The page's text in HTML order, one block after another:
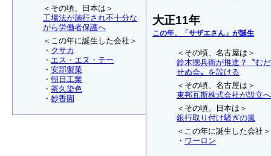
＜その頃、日本は＞
工場法が施行され不十分な
がら労働者保護へ
＜この年に誕生した会社＞
・ クサカ
・ エス・エヌ・テー
・ 安部製菓
・ 朝日工業
・ 茶久染色
・ 妙香園
大正11年
この年、「サザエさん」が誕生
＜その頃、名古屋は＞
鈴木摠兵衛が推進？〝むだ
せぬ会〟を設ける
＜その頃、名古屋は＞
東邦瓦斯株式会社が設立へ
＜その頃、日本は＞
銀行取り付け騒ぎの嵐
＜この年に誕生した会社＞
・ ワーロン